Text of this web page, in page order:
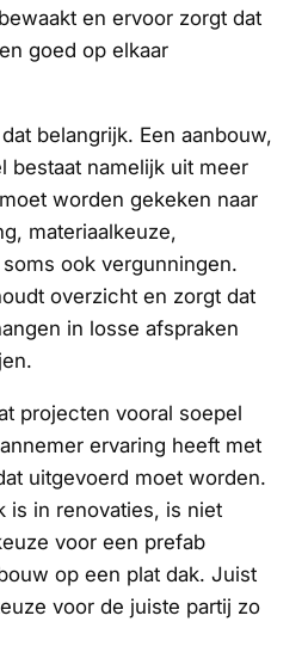
en ervoor zorgt dat
goed op elkaar
belangrijk. Een aanbouw,
bestaat namelijk uit meer
worden gekeken naar
materiaalkeuze,
ook vergunningen.
overzicht en zorgt dat
in losse afspraken
projecten vooral soepel
ervaring heeft met
uitgevoerd moet worden.
is in renovaties, is niet
voor een prefab
op een plat dak. Juist
voor de juiste partij zo